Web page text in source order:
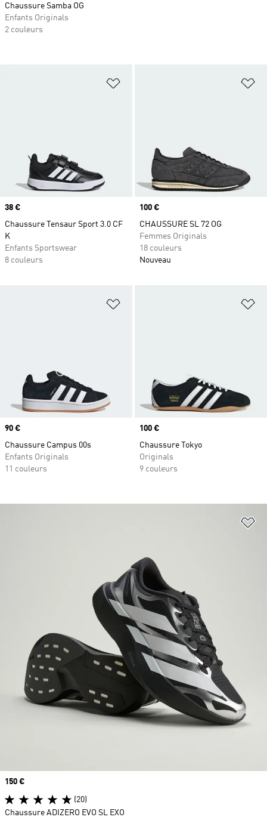
Ajouter à la Liste de produits
Prix
38 €
Chaussure Tensaur Sport 3.0 CF
K
Enfants Sportswear
8 couleurs
Prix
100 €
CHAUSSURE SL 72 OG
Femmes Originals
18 couleurs
Nouveau
Ajouter à la Liste de produits
Prix
90 €
Chaussure Campus 00s
Enfants Originals
11 couleurs
Prix
100 €
Chaussure Tokyo
Originals
9 couleurs
Prix
150 €
(20)
Chaussure ADIZERO EVO SL EXO
Chaussure Samba OG
Enfants Originals
2 couleurs